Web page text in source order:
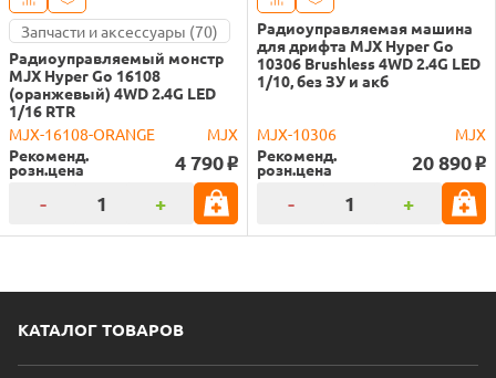
Запчасти и аксессуары (70)
Радиоуправляемый монстр
MJX Hyper Go 16108
(оранжевый) 4WD 2.4G LED
1/16 RTR
MJX-16108-ORANGE
MJX
Рекоменд.
розн.цена 4 790 o
- +
Радиоуправляемая машина
для дрифта MJX Hyper Go
10306 Brushless 4WD 2.4G LED
1/10, без ЗУ и акб
MJX-10306
MJX
Рекоменд.
розн.цена 20 890 o
- +
КАТАЛОГ ТОВАРОВ